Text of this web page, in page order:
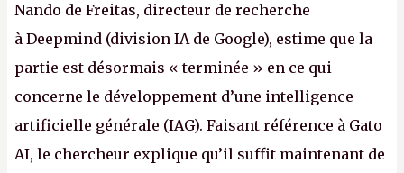
Nando de Freitas, directeur de recherche
à Deepmind (division IA de Google), estime que la
partie est désormais « terminée » en ce qui
concerne le développement d’une intelligence
artificielle générale (IAG). Faisant référence à Gato
AI, le chercheur explique qu’il suffit maintenant de